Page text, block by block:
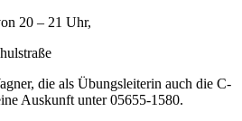
20 – 21 Uhr,
die als Übungsleiterin auch die C-
Auskunft unter 05655-1580.